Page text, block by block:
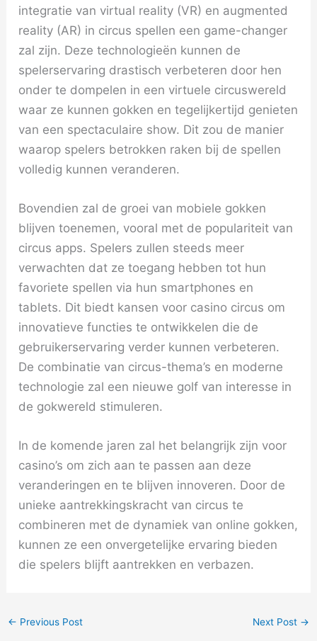
integratie van virtual reality (VR) en augmented
reality (AR) in circus spellen een game-changer
zal zijn. Deze technologieën kunnen de
spelerservaring drastisch verbeteren door hen
onder te dompelen in een virtuele circuswereld
waar ze kunnen gokken en tegelijkertijd genieten
van een spectaculaire show. Dit zou de manier
waarop spelers betrokken raken bij de spellen
volledig kunnen veranderen.
Bovendien zal de groei van mobiele gokken
blijven toenemen, vooral met de populariteit van
circus apps. Spelers zullen steeds meer
verwachten dat ze toegang hebben tot hun
favoriete spellen via hun smartphones en
tablets. Dit biedt kansen voor casino circus om
innovatieve functies te ontwikkelen die de
gebruikerservaring verder kunnen verbeteren.
De combinatie van circus-thema’s en moderne
technologie zal een nieuwe golf van interesse in
de gokwereld stimuleren.
In de komende jaren zal het belangrijk zijn voor
casino’s om zich aan te passen aan deze
veranderingen en te blijven innoveren. Door de
unieke aantrekkingskracht van circus te
combineren met de dynamiek van online gokken,
kunnen ze een onvergetelijke ervaring bieden
die spelers blijft aantrekken en verbazen.
← Previous Post Next Post →